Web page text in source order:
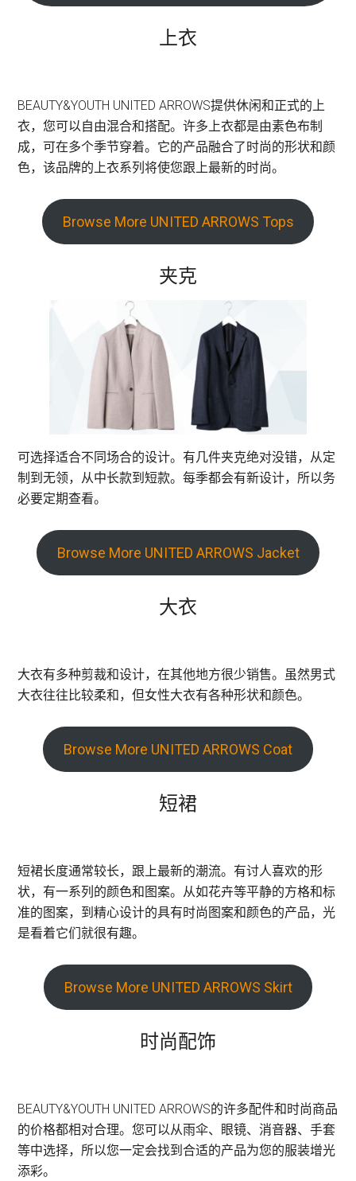
上衣
BEAUTY&YOUTH UNITED ARROWS提供休闲和正式的上
衣，您可以自由混合和搭配。许多上衣都是由素色布制
成，可在多个季节穿着。它的产品融合了时尚的形状和颜
色，该品牌的上衣系列将使您跟上最新的时尚。
Browse More UNITED ARROWS Tops
夹克
可选择适合不同场合的设计。有几件夹克绝对没错，从定
制到无领，从中长款到短款。每季都会有新设计，所以务
必要定期查看。
Browse More UNITED ARROWS Jacket
大衣
大衣有多种剪裁和设计，在其他地方很少销售。虽然男式
大衣往往比较柔和，但女性大衣有各种形状和颜色。
Browse More UNITED ARROWS Coat
短裙
短裙长度通常较长，跟上最新的潮流。有讨人喜欢的形
状，有一系列的颜色和图案。从如花卉等平静的方格和标
准的图案，到精心设计的具有时尚图案和颜色的产品，光
是看着它们就很有趣。
Browse More UNITED ARROWS Skirt
时尚配饰
BEAUTY&YOUTH UNITED ARROWS的许多配件和时尚商品
的价格都相对合理。您可以从雨伞、眼镜、消音器、手套
等中选择，所以您一定会找到合适的产品为您的服装增光
添彩。